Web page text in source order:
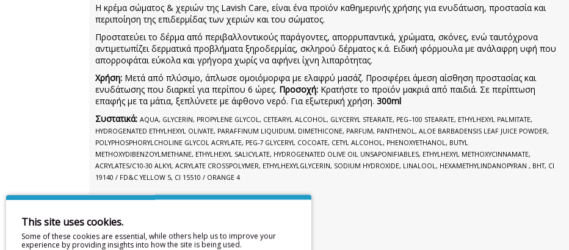
Η κρέμα σώματος & χεριών της Lavish Care, είναι ένα προϊόν καθημερινής χρήσης για ενυδάτωση, προστασία και
περιποίηση της επιδερμίδας των χεριών και του σώματος.
Προστατεύει το δέρμα από περιβαλλοντικούς παράγοντες, απορρυπαντικά, χρώματα, σκόνες, ενώ ταυτόχρονα
αντιμετωπίζει δερματικά προβλήματα ξηροδερμίας, σκληρού δέρματος κ.ά. Ειδική φόρμουλα με ανάλαφρη υφή που
απορροφάται εύκολα και γρήγορα χωρίς να αφήνει ίχνη λιπαρότητας.
Χρήση: Μετά από πλύσιμο, άπλωσε ομοιόμορφα με ελαφρύ μασάζ. Προσφέρει άμεση αίσθηση προστασίας και
ενυδάτωσης που διαρκεί για περίπου 6 ώρες. Προσοχή: Κρατήστε το προϊόν μακριά από παιδιά. Σε περίπτωση
επαφής με τα μάτια, ξεπλύνετε με άφθονο νερό. Για εξωτερική χρήση. 300ml
Συστατικά: AQUA, GLYCERIN, PROPYLENE GLYCOL, CETEARYL ALCOHOL, GLYCERYL STEARATE, PEG–100 STEARATE, ETHYLHEXYL PALMITATE,
HYDROGENATED ETHYLHEXYL OLIVATE, PARAFFINUM LIQUIDUM, DIMETHICONE, PARFUM, PANTHENOL, ALOE BARBADENSIS LEAF JUICE POWDER,
POLYPHOSPHORYLCHOLINE GLYCOL ACRYLATE, PEG-7 GLYCERYL COCOATE, CETYL ALCOHOL, PHENOXYETHANOL, BUTYL
METHOXYDIBENZOYLMETHANE, ETHYLHEXYL SALICYLATE, HYDROGENATED OLIVE OIL UNSAPONIFIABLES, ETHYLHEXYL METHOXYCINNAMATE,
ACRYLATES/C10-30 ALKYL ACRYLATE CROSSPOLYMER, ETHYLHEXYLGLYCERIN, SODIUM HYDROXIDE, LINALOOL, HEXAMETHYLINDANOPYRAN , BHT, CI
19140 / FD&C YELLOW 5, CI 15510 / ORANGE 4
This site uses cookies.
Some of these cookies are essential, while others help us to improve your
experience by providing insights into how the site is being used.